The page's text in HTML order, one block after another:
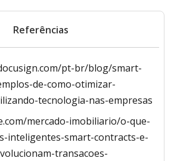
Referências
pt-br/blog/smart-
de-como-otimizar-
tecnologia-nas-empresas
mercado-imobiliario/o-que-
inteligentes-smart-contracts-e-
transacoes-